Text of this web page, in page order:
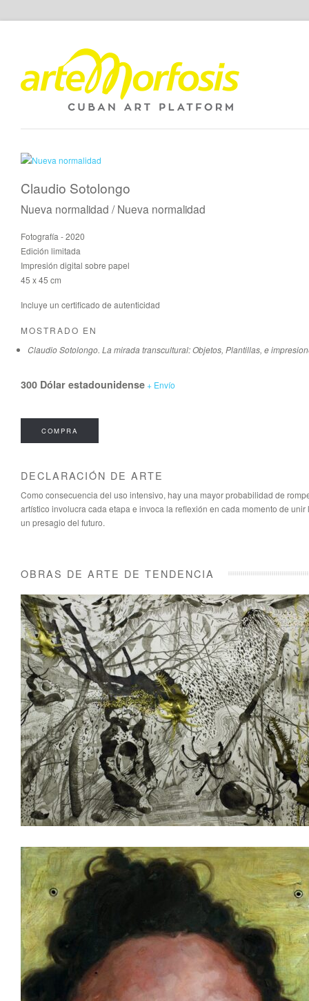
Claudio Sotolongo
Nueva normalidad / Nueva normalidad
Fotografía - 2020
Edición limitada
Impresión digital sobre papel
45 x 45 cm
Incluye un certificado de autenticidad
MOSTRADO EN
Claudio Sotolongo. La mirada transcultural: Objetos, Plantillas, e
300 Dólar estadounidense+ Envío
COMPRA
DECLARACIÓN DE ARTE
Como consecuencia del uso intensivo, hay una mayor probabilidad de
artístico involucra cada etapa e invoca la reflexión en cada momento de
un presagio del futuro.
OBRAS DE ARTE DE TENDENCIA